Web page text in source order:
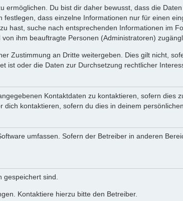
ermöglichen. Du bist dir daher bewusst, dass die
dass einzelne Informationen nur für einen
hast, suche nach entsprechenden Informationen im
ihm beauftragte Personen (Administratoren)
Zustimmung an Dritte weitergeben. Dies gilt nicht,
ist oder die Daten zur Durchsetzung rechtlicher
Kontaktdaten zu kontaktieren, sofern dies
kontaktieren, sofern du dies in deinem
umfassen. Sofern der Betreiber in anderen
sind.
Kontaktiere hierzu bitte den Betreiber.